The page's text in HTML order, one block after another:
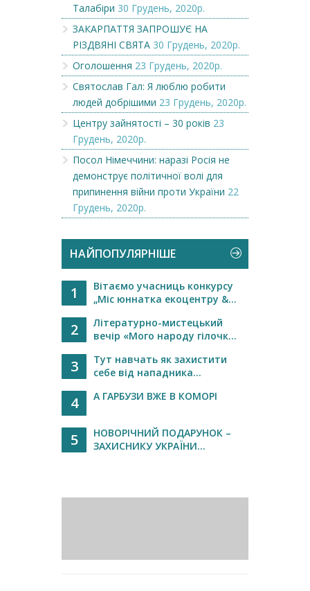
Талабіри 30 Грудень, 2020р.
ЗАКАРПАТТЯ ЗАПРОШУЄ НА
РІЗДВЯНІ СВЯТА 30 Грудень, 2020р.
Оголошення 23 Грудень, 2020р.
Святослав Гал: Я люблю робити
людей добрішими 23 Грудень, 2020р.
Центру зайнятості – 30 років 23
Грудень, 2020р.
Посол Німеччини: наразі Росія не
демонструє політичної волі для
припинення війни проти України 22
Грудень, 2020р.
НАЙПОПУЛЯРНІШЕ
1
Вітаємо учасниць конкурсу
„Міс юннатка екоцентру &...
2
Літературно-мистецький
вечір «Мого народу гілочк...
3
Тут навчать як захистити
себе від нападника...
4 А ГАРБУЗИ ВЖЕ В КОМОРІ
5
НОВОРІЧНИЙ ПОДАРУНОК –
ЗАХИСНИКУ УКРАЇНИ...